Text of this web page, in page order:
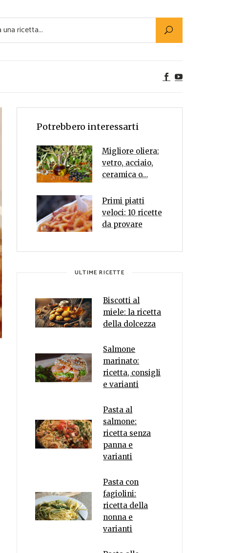
Utility
Super Alimenti
Ricette Vegetariane
Rumors
Potrebbero interessarti
Migliore oliera:
vetro, acciaio,
ceramica o…
Primi piatti
veloci: 10 ricette
da provare
ULTIME RICETTE
Biscotti al
miele: la ricetta
della dolcezza
Salmone
marinato:
ricetta, consigli
e varianti
Pasta al
salmone:
ricetta senza
panna e
varianti
Pasta con
fagiolini:
ricetta della
nonna e
varianti